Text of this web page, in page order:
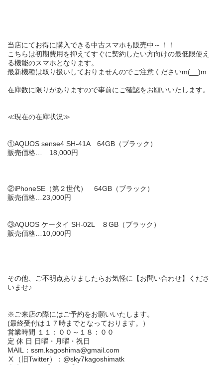
当店にてお得に購入できる中古スマホも販売中～！！
こちらは初期費用を抑えてすぐに契約したい方向けの最低限使え
る機能のスマホとなります。
最新機種は取り扱いしておりませんのでご注意くださいm(__)m
在庫数に限りがありますので事前にご確認をお願いいたします。
≪現在の在庫状況≫
①AQUOS sense4 SH-41A 64GB（ブラック）
販売価格… 18,000円
②iPhoneSE（第２世代） 64GB（ブラック）
販売価格… 23,000円
③AQUOS ケータイ SH-02L ８GB（ブラック）
販売価格… 10,000円
その他、ご不明点ありましたらお気軽に【お問い合わせ】くださ
いませ♪
※ご来店の際にはご予約をお願いいたします。
(最終受付は１７時までとなっております。）
営業時間
１１：００ ～ １８：００
定 休 日 日曜 ・ 月曜 ・ 祝日
MAIL：ssm.kagoshima@gmail.com
Ⅹ（旧Twitter）：@sky7kagoshimatk